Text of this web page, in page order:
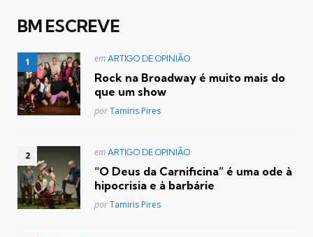
BM ESCREVE
Postado
em ARTIGO DE OPINIÃO
Rock na Broadway é muito mais do
que um show
Posted
porTamiris Pires
Postado
em ARTIGO DE OPINIÃO
“O Deus da Carnificina” é uma ode à
hipocrisia e à barbárie
Posted
porTamiris Pires